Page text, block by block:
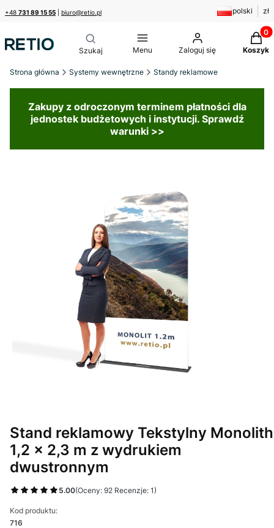
+48 731 89 15 55 biuro@retio.pl polski zł
Menu Zaloguj się Koszyk
Strona główna Systemy wewnętrzne Standy reklamowe
Zakupy z odroczonym terminem płatności dla
jednostek budżetowych i instytucji. Sprawdź
warunki >>
Stand reklamowy Tekstylny Monolith
1,2 x 2,3 m z wydrukiem
dwustronnym
5.00(Oceny: 92 Recenzje: 1)
Kod produktu:
716